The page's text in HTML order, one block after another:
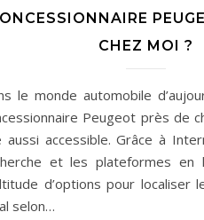
CHEZ MOI ?
le monde automobile
Peugeot près de
aussi accessible. Grâce à
et les plateformes en
d’options pour localiser
selon…